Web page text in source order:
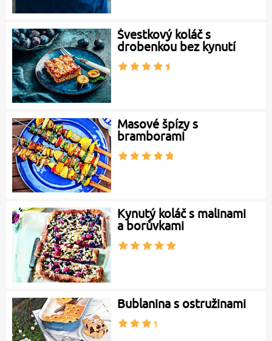
Švestkový koláč s
drobenkou bez kynutí
Masové špízy s
bramborami
Kynutý koláč s malinami
a borůvkami
Bublanina s ostružinami